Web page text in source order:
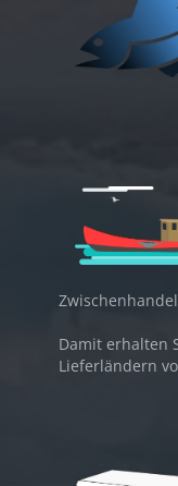
Damit erhalten
Lieferländern